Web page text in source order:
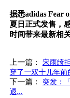
据悉adidas Fear
夏日正式发售，
时间带来最新相
上一篇： 宋雨绮
穿了一双十几年前
下一篇： 突发：
退...